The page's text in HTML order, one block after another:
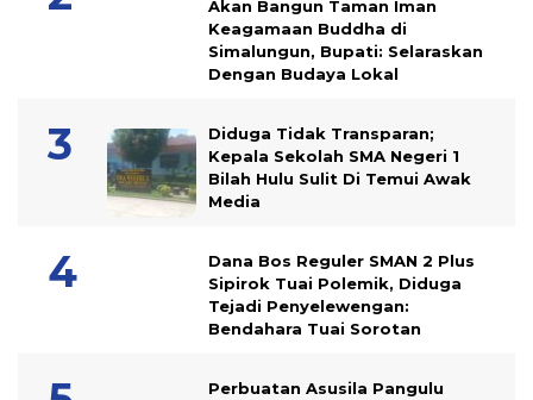
Akan Bangun Taman Iman
Keagamaan Buddha di
Simalungun, Bupati: Selaraskan
Dengan Budaya Lokal
Diduga Tidak Transparan;
Kepala Sekolah SMA Negeri 1
Bilah Hulu Sulit Di Temui Awak
Media
Dana Bos Reguler SMAN 2 Plus
Sipirok Tuai Polemik, Diduga
Tejadi Penyelewengan:
Bendahara Tuai Sorotan
Perbuatan Asusila Pangulu